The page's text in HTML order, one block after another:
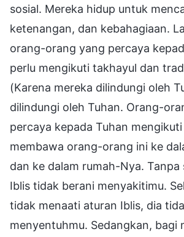
sosial. Mereka hidup untuk
ketenangan, dan kebahagiaan.
orang-orang yang percaya
perlu mengikuti takhayul dan
(Karena mereka dilindungi oleh
dilindungi oleh Tuhan. Orang-
percaya kepada Tuhan
membawa orang-orang ini ke
dan ke dalam rumah-Nya. Tanpa
Iblis tidak berani menyakitimu.
tidak menaati aturan Iblis, dia
menyentuhmu. Sedangkan, bagi